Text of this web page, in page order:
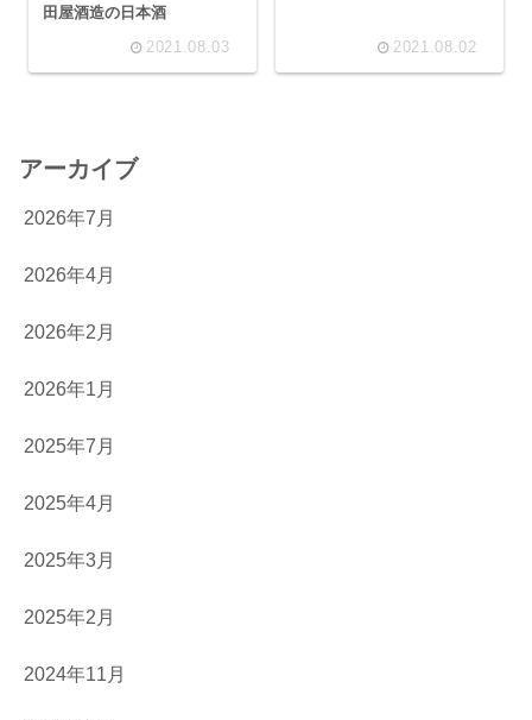
田屋酒造の日本酒
2021.08.03
2021.08.02
アーカイブ
2026年7月
2026年4月
2026年2月
2026年1月
2025年7月
2025年4月
2025年3月
2025年2月
2024年11月